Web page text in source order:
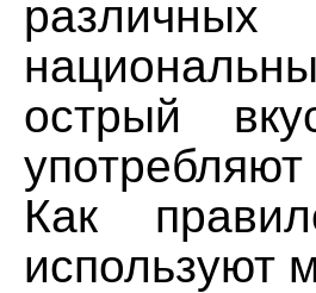
острый
Как
используют